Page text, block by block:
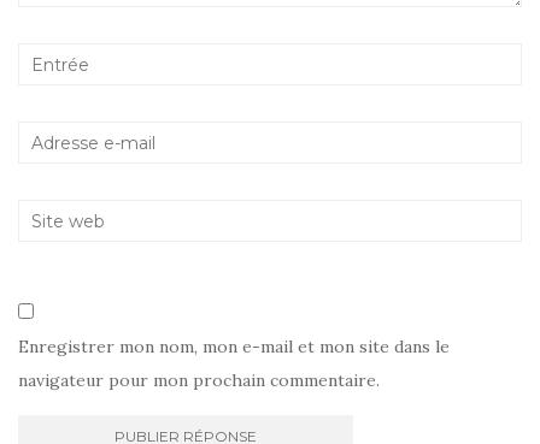
Enregistrer mon nom, mon e-mail et mon site dans le
navigateur pour mon prochain commentaire.